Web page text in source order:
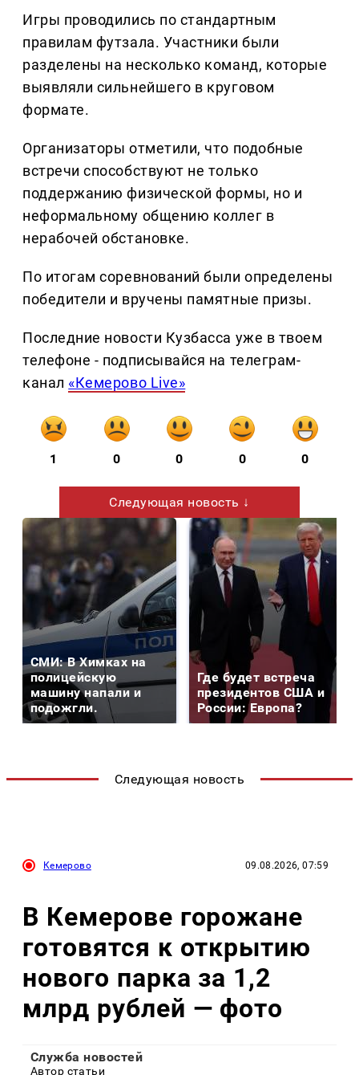
Игры проводились по стандартным
правилам футзала. Участники были
разделены на несколько команд, которые
выявляли сильнейшего в круговом
формате.
Организаторы отметили, что подобные
встречи способствуют не только
поддержанию физической формы, но и
неформальному общению коллег в
нерабочей обстановке.
По итогам соревнований были определены
победители и вручены памятные призы.
Последние новости Кузбасса уже в твоем
телефоне - подписывайся на телеграм-
канал «Кемерово Live»
1 0 0 0 0
Следующая новость ↓
СМИ: В Химках на
полицейскую
машину напали и
подожгли.
Где будет встреча
президентов США и
России: Европа?
Следующая новость
Кемерово 09.08.2026, 07:59
В Кемерове горожане
готовятся к открытию
нового парка за 1,2
млрд рублей — фото
Служба новостей
Автор статьи